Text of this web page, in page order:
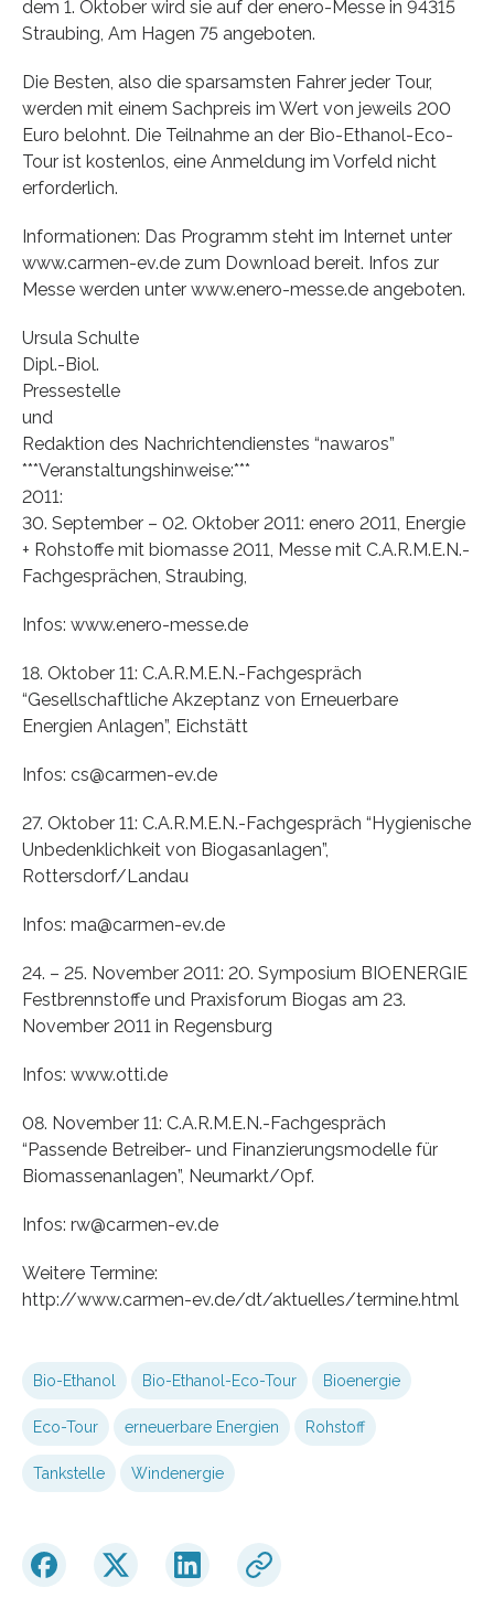
dem 1. Oktober wird sie auf der enero-Messe in 94315
Straubing, Am Hagen 75 angeboten.
Die Besten, also die sparsamsten Fahrer jeder Tour,
werden mit einem Sachpreis im Wert von jeweils 200
Euro belohnt. Die Teilnahme an der Bio-Ethanol-Eco-
Tour ist kostenlos, eine Anmeldung im Vorfeld nicht
erforderlich.
Informationen: Das Programm steht im Internet unter
www.carmen-ev.de zum Download bereit. Infos zur
Messe werden unter www.enero-messe.de angeboten.
Ursula Schulte
Dipl.-Biol.
Pressestelle
und
Redaktion des Nachrichtendienstes “nawaros”
***Veranstaltungshinweise:***
2011:
30. September – 02. Oktober 2011: enero 2011, Energie
+ Rohstoffe mit biomasse 2011, Messe mit C.A.R.M.E.N.-
Fachgesprächen, Straubing,
Infos: www.enero-messe.de
18. Oktober 11: C.A.R.M.E.N.-Fachgespräch
“Gesellschaftliche Akzeptanz von Erneuerbare
Energien Anlagen”, Eichstätt
Infos: cs@carmen-ev.de
27. Oktober 11: C.A.R.M.E.N.-Fachgespräch “Hygienische
Unbedenklichkeit von Biogasanlagen”,
Rottersdorf/Landau
Infos: ma@carmen-ev.de
24. – 25. November 2011: 20. Symposium BIOENERGIE
Festbrennstoffe und Praxisforum Biogas am 23.
November 2011 in Regensburg
Infos: www.otti.de
08. November 11: C.A.R.M.E.N.-Fachgespräch
“Passende Betreiber- und Finanzierungsmodelle für
Biomassenanlagen”, Neumarkt/Opf.
Infos: rw@carmen-ev.de
Weitere Termine:
http://www.carmen-ev.de/dt/aktuelles/termine.html
Bio-Ethanol Bio-Ethanol-Eco-Tour Bioenergie
Eco-Tour erneuerbare Energien Rohstoff
Tankstelle Windenergie